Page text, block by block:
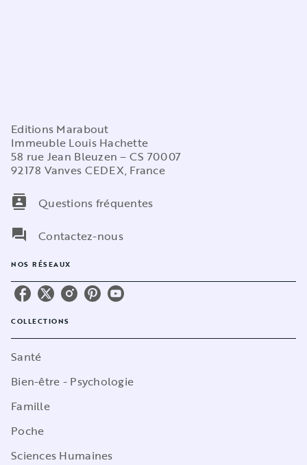
Editions Marabout
Immeuble Louis Hachette
58 rue Jean Bleuzen – CS 70007
92178 Vanves CEDEX, France
contacts
Questions fréquentes
question_answer
Contactez-nous
NOS RÉSEAUX
COLLECTIONS
Santé
Bien-être - Psychologie
Famille
Poche
Sciences Humaines